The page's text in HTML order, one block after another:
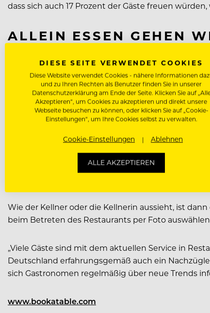
dass sich auch 17 Prozent der Gäste freuen
ALLEIN ESSEN GEHEN
Statistisch gesehen gibt es immer mehr Single-
wünschen sich 28 Prozent der Gäste Restaurants,
Komfortable und vor Blicken geschützte
am Tisch speist.
PERSÖNLICHER
Worin sich allerdings die meisten Gäste einig
Tablet abgeben. Der Rest der Befragten wünscht
Wie der Kellner oder die Kellnerin aussieht, ist
beim Betreten des Restaurants per Foto
„Viele Gäste sind mit dem aktuellen Service in
Deutschland erfahrungsgemäß auch ein
sich Gastronomen regelmäßig über neue Trends
www.bookatable.com
DIESE SEITE VERWENDET COOKIES
Diese Website verwendet Cookies - nähere Informationen
und zu Ihren Rechten als Benutzer finden Sie in unserer
Datenschutzerklärung am Ende der Seite. Klicken Sie auf
Akzeptieren“, um Cookies zu akzeptieren und direkt unsere
Webseite besuchen zu können, oder klicken Sie auf „Cookie-
Einstellungen“, um Ihre Cookies selbst zu verwalten.
Cookie-Einstellungen Ablehnen
ALLE AKZEPTIEREN